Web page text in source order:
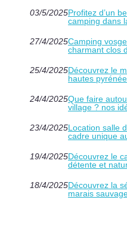
03/5/2025Profitez d’un
camping dans
27/4/2025Camping
charmant clos
25/4/2025Découvrez le
hautes
24/4/2025Que faire
village ? nos
23/4/2025Location salle
cadre unique
19/4/2025Découvrez le
détente et
18/4/2025Découvrez la
marais